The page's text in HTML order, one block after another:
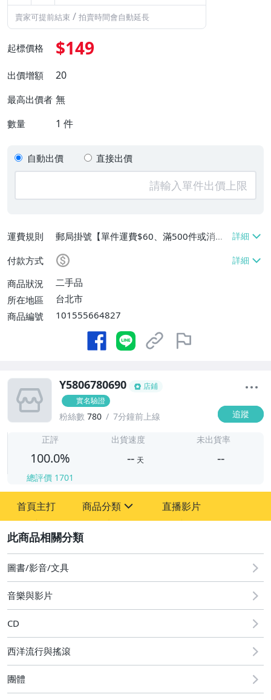
賣家可提前結束 / 拍賣時間會自動延長
起標價格 $149
出價增額 20
最高出價者 無
數量 1 件
自動出價 直接出價
運費規則
郵局掛號【單件運費$60、滿500件或消費
滿$20000免運費】
付款方式
商品狀況
二手品
所在地區
台北市
商品編號
101555664827
Y5806780690
店鋪
實名驗證
粉絲數 780 7分鐘前上線 追蹤
正評
100.0%
總評價 1701
出貨速度
-- 天
未出貨率
--
首頁主打 商品分類
其它
直播影片
圖書/影音/文具
音樂與影片
CD
西洋流行與搖滾
團體